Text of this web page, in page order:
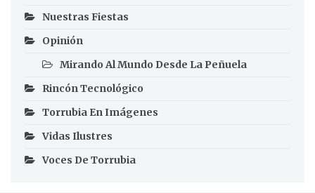
Nuestras Fiestas
Opinión
Mirando Al Mundo Desde La Peñuela
Rincón Tecnológico
Torrubia En Imágenes
Vidas Ilustres
Voces De Torrubia